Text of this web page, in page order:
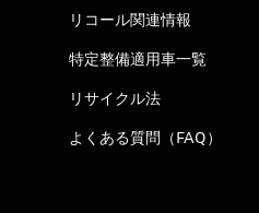
リコール関連情報
特定整備適用車一覧
リサイクル法
よくある質問（FAQ）